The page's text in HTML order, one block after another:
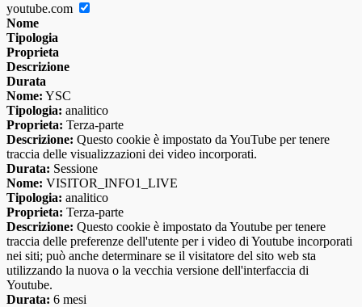
youtube.com
Nome
Tipologia
Proprieta
Descrizione
Durata
Nome: YSC
Tipologia: analitico
Proprieta: Terza-parte
Descrizione: Questo cookie è impostato da YouTube per tenere
traccia delle visualizzazioni dei video incorporati.
Durata: Sessione
Nome: VISITOR_INFO1_LIVE
Tipologia: analitico
Proprieta: Terza-parte
Descrizione: Questo cookie è impostato da Youtube per tenere
traccia delle preferenze dell'utente per i video di Youtube incorporati
nei siti; può anche determinare se il visitatore del sito web sta
utilizzando la nuova o la vecchia versione dell'interfaccia di
Youtube.
Durata: 6 mesi